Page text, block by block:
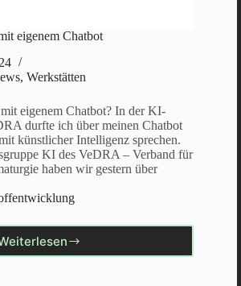
eigenem Chatbot
, Werkstätten
eigenem Chatbot? In der KI-
durfte ich über meinen Chatbot
künstlicher Intelligenz sprechen.
KI des VeDRA – Verband für
haben wir gestern über
VedRA